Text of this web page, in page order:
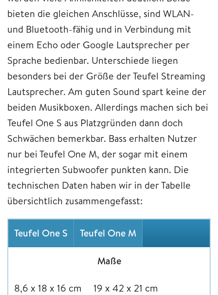
bieten die gleichen Anschlüsse, sind WLAN-
und Bluetooth-fähig und in Verbindung mit
einem Echo oder Google Lautsprecher per
Sprache bedienbar. Unterschiede liegen
besonders bei der Größe der Teufel Streaming
Lautsprecher. Am guten Sound spart keine der
beiden Musikboxen. Allerdings machen sich bei
Teufel One S aus Platzgründen dann doch
Schwächen bemerkbar. Bass erhalten Nutzer
nur bei Teufel One M, der sogar mit einem
integrierten Subwoofer punkten kann. Die
technischen Daten haben wir in der Tabelle
übersichtlich zusammengefasst:
Teufel One S Teufel One M
Maße
8,6 x 18 x 16 cm 19 x 42 x 21 cm